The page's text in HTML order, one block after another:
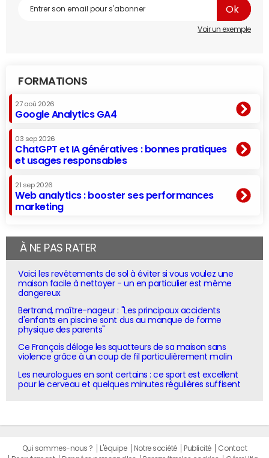
Voir un exemple
FORMATIONS
27 aoû 2026
Google Analytics GA4
03 sep 2026
ChatGPT et IA génératives : bonnes pratiques
et usages responsables
21 sep 2026
Web analytics : booster ses performances
marketing
À NE PAS RATER
Voici les revêtements de sol à éviter si vous voulez une
maison facile à nettoyer - un en particulier est même
dangereux
Bertrand, maître-nageur : "Les principaux accidents
d'enfants en piscine sont dus au manque de forme
physique des parents"
Ce Français déloge les squatteurs de sa maison sans
violence grâce à un coup de fil particulièrement malin
Les neurologues en sont certains : ce sport est excellent
pour le cerveau et quelques minutes régulières suffisent
Qui sommes-nous ? L'équipe Notre société Publicité
Contact